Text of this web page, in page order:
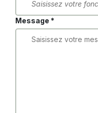
Message *